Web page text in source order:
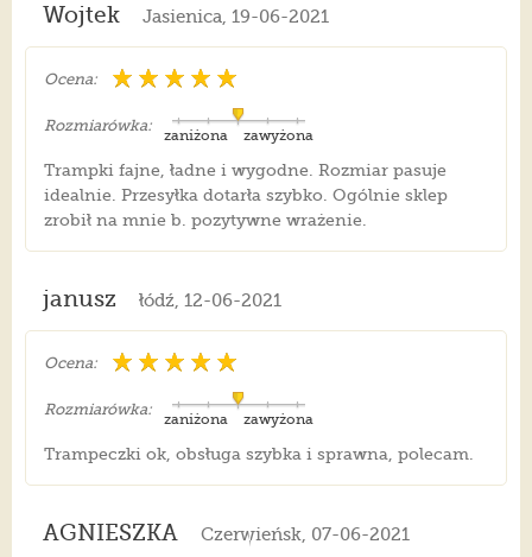
Wojtek Jasienica, 19-06-2021
Ocena:
Rozmiarówka:
zawyżona
zaniżona
Trampki fajne, ładne i wygodne. Rozmiar pasuje
idealnie. Przesyłka dotarła szybko. Ogólnie sklep
zrobił na mnie b. pozytywne wrażenie.
janusz łódź, 12-06-2021
Ocena:
Rozmiarówka:
zawyżona
zaniżona
Trampeczki ok, obsługa szybka i sprawna, polecam.
AGNIESZKA Czerwieńsk, 07-06-2021